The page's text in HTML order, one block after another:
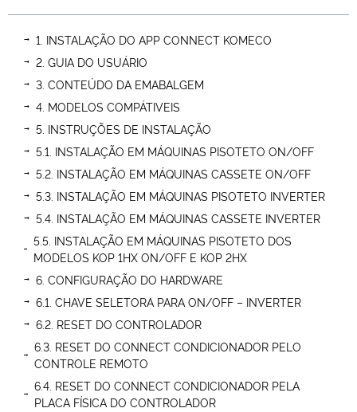
1. INSTALAÇÃO DO APP CONNECT KOMECO
2. GUIA DO USUÁRIO
3. CONTEÚDO DA EMABALGEM
4. MODELOS COMPÁTIVEIS
5. INSTRUÇÕES DE INSTALAÇÃO
5.1. INSTALAÇÃO EM MÁQUINAS PISOTETO ON/OFF
5.2. INSTALAÇÃO EM MÁQUINAS CASSETE ON/OFF
5.3. INSTALAÇÃO EM MÁQUINAS PISOTETO INVERTER
5.4. INSTALAÇÃO EM MÁQUINAS CASSETE INVERTER
5.5. INSTALAÇÃO EM MÁQUINAS PISOTETO DOS
MODELOS KOP 1HX ON/OFF E KOP 2HX
6. CONFIGURAÇÃO DO HARDWARE
6.1. CHAVE SELETORA PARA ON/OFF – INVERTER
6.2. RESET DO CONTROLADOR
6.3. RESET DO CONNECT CONDICIONADOR PELO
CONTROLE REMOTO
6.4. RESET DO CONNECT CONDICIONADOR PELA
PLACA FÍSICA DO CONTROLADOR